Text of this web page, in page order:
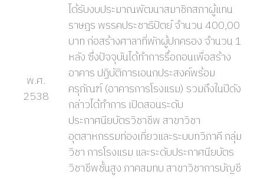
พ.ศ.
2538
ได้รับงบประมาณพัฒนาสมาชิกสภาผู้แทน
ราษฎร พรรคประชาธิปัตย์ จำนวน 400,00
บาท ก่อสร้างศาลาที่พักผู้ปกครอง จำนวน 1
หลัง ซึ่งปัจจุบันได้ทำการรื้อถอนเพื่อสร้าง
อาคาร ปฏิบัติการเอนกประสงค์พร้อม
ครุภัณฑ์ (อาคารการโรงแรม) รวมถึงในปีดัง
กล่าวได้ทำการ เปิดสอนระดับ
ประกาศนียบัตรวิชาชีพ สาขาวิชา
อุตสาหกรรมท่องเที่ยวและระบบทวิภาคี กลุ่ม
วิชา การโรงแรม และระดับประกาศนียบัตร
วิชาชีพชั้นสูง ภาคสมทบ สาขาวิชาการบัญชี